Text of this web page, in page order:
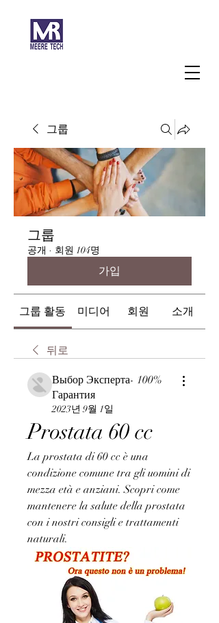
그룹
그룹
공개 · 회원 104명
가입
그룹 활동 미디어 회원 소개
뒤로
Выбор Эксперта- 100%
Гарантия
2023년 9월 1일
Prostata 60 cc
La prostata di 60 cc è una
condizione comune tra gli uomini di
mezza età e anziani. Scopri come
mantenere la salute della prostata
con i nostri consigli e trattamenti
naturali.